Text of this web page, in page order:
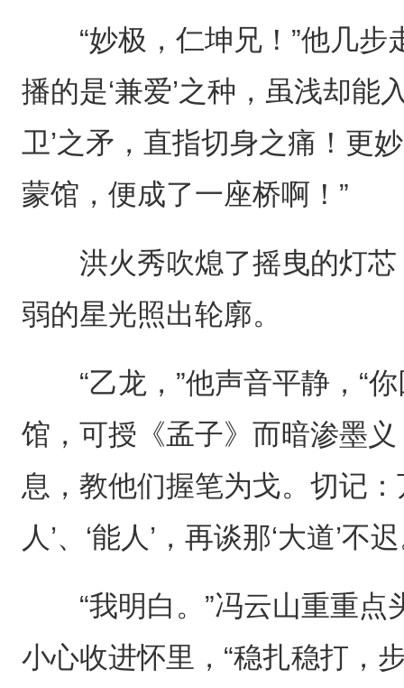
“妙极，仁坤兄！”他几步
播的是‘兼爱’之种，虽浅却能
卫’之矛，直指切身之痛！
蒙馆，便成了一座桥啊！”
洪火秀吹熄了摇曳的灯芯
弱的星光照出轮廓。
“乙龙，”他声音平静，“你
馆，可授《孟子》而暗渗墨
息，教他们握笔为戈。切记
人’、‘能人’，再谈那‘大道’不
“我明白。”冯云山重重点
小心收进怀里，“稳扎稳打，